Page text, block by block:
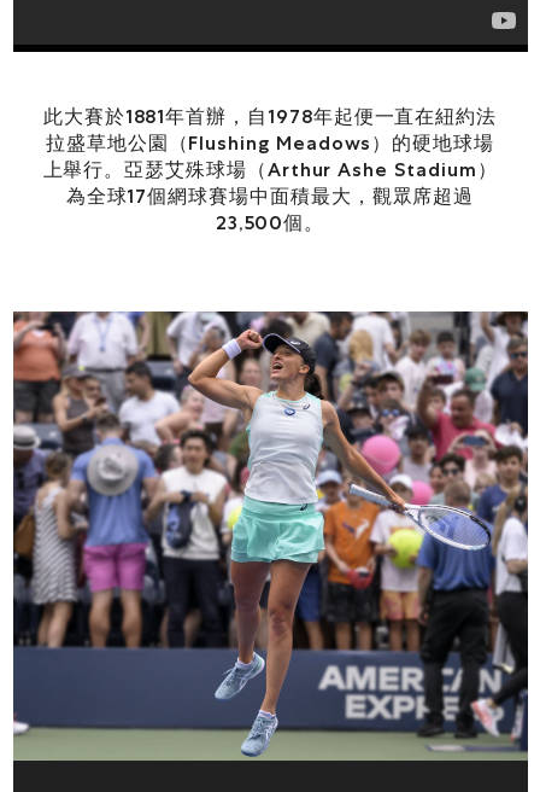
此大賽於1881年首辦，自1978年起便一直在紐約法
拉盛草地公園（Flushing Meadows）的硬地球場
上舉行。亞瑟艾殊球場（Arthur Ashe Stadium）
為全球17個網球賽場中面積最大，觀眾席超過
23,500個。